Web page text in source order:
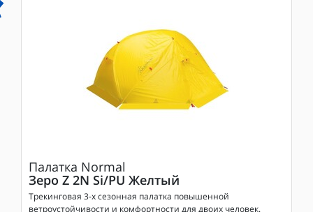
Палатка Normal
Зеро Z 2N Si/PU Желтый
Трекинговая 3-х сезонная палатка повышенной
ветроустойчивости и комфортности для двоих человек.